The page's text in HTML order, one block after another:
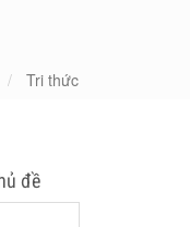
Tri thức
đề